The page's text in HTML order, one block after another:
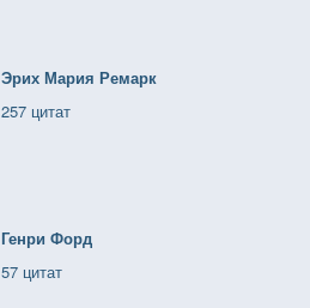
Эрих Мария Ремарк
257 цитат
Генри Форд
57 цитат